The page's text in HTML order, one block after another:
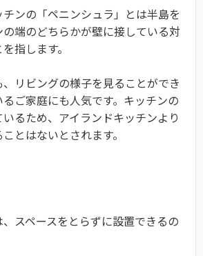
ンの「ペニンシュラ」とは半島を
端のどちらかが壁に接している対
指します。
リビングの様子を見ることができ
ご家庭にも人気です。キッチンの
るため、アイランドキッチンより
とはないとされます。
スペースをとらずに設置できるの